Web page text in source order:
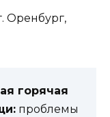
Оренбург,
горячая
проблемы